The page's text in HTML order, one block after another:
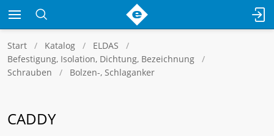
Start Katalog
ELDAS
Befestigung, Isolation, Dichtung, Bezeichnung
Schrauben
Bolzen-, Schlaganker
CADDY